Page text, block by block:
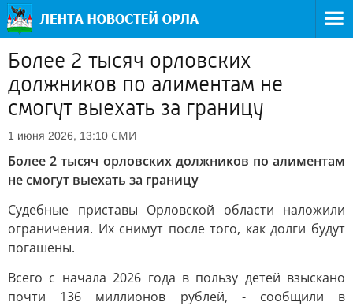
Более 2 тысяч орловских
должников по алиментам не
смогут выехать за границу
1 июня 2026, 13:10 СМИ
Более 2 тысяч орловских должников по алиментам
не смогут выехать за границу
Судебные приставы Орловской области наложили
ограничения. Их снимут после того, как долги будут
погашены.
Всего с начала 2026 года в пользу детей взыскано
почти 136 миллионов рублей, - сообщили в